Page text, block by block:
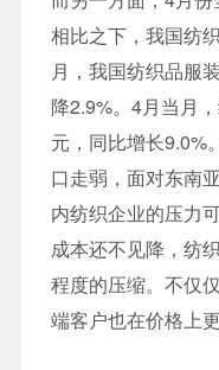
相比之下，我国纺
月，我国纺织品服
降2.9%。4月当月
元，同比增长9.0%
口走弱，面对东南
内纺织企业的压力
成本还不见降，纺
程度的压缩。不仅
端客户也在价格上更